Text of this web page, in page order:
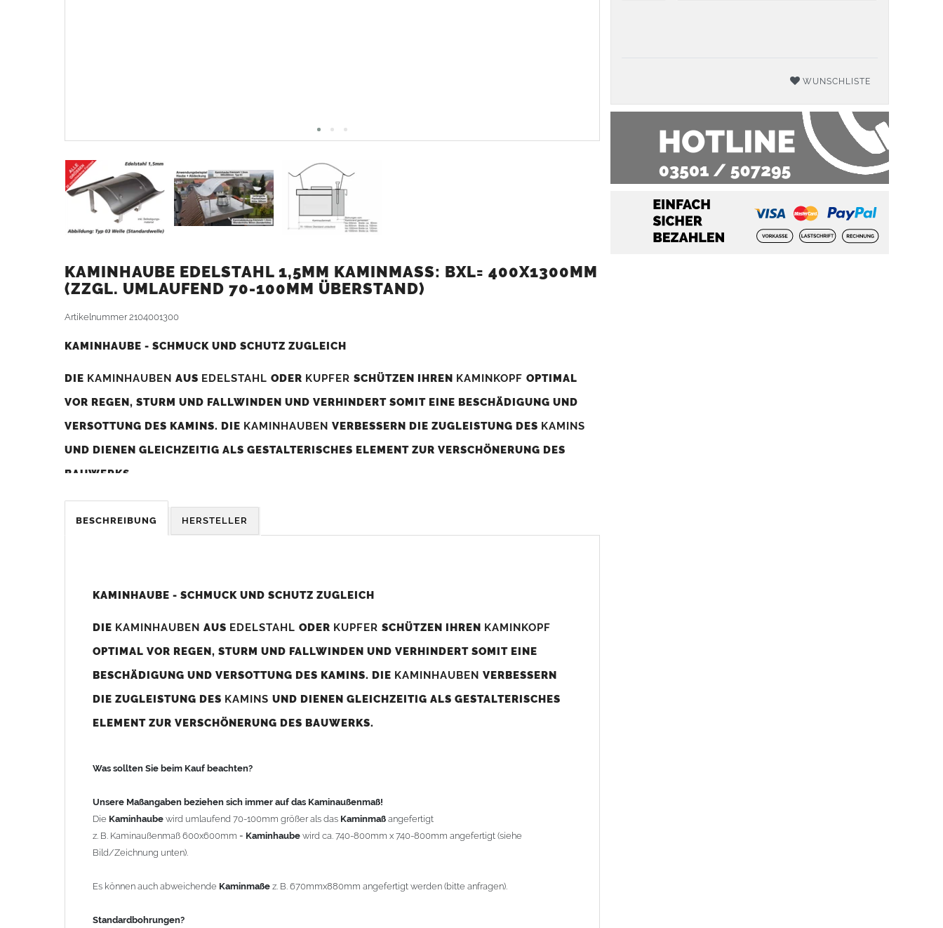
WUNSCHLISTE
KAMINHAUBE EDELSTAHL 1,5MM KAMINMASS: BXL= 400X1300MM (
ZZGL. UMLAUFEND 70-100MM ÜBERSTAND)
Artikelnummer2104001300
KAMINHAUBE - SCHMUCK UND SCHUTZ ZUGLEICH
DIE KAMINHAUBEN AUS EDELSTAHL ODER KUPFER SCHÜTZEN IHREN KAMINKOPF OPTIMAL
VOR REGEN, STURM UND FALLWINDEN UND VERHINDERT SOMIT EINE BESCHÄDIGUNG UND
VERSOTTUNG DES KAMINS. DIE KAMINHAUBEN VERBESSERN DIE ZUGLEISTUNG DES KAMINS
UND DIENEN GLEICHZEITIG ALS GESTALTERISCHES ELEMENT ZUR VERSCHÖNERUNG DES
BAUWERKS.
Was sollten Sie beim Kauf beachten?
Standardbohrungen?
Bohrungen nicht passen dann bitte"ohne"Bohrungen (Auswahlfeld) bestellen.
bis 500mm Kaminbreite: Abstand vom Kaminrand ca. 80mm
ab 1000mm Kaminbreite: Abstand vom Kaminrand ca. 140mm
Befestigung/Stützen
Kaminhaubewird inkl.Edelstahl
kann mit längeren Stützen bis Höhe 450mm geliefert werden (Aufpreis 42,89 EUR).
Kaminkopfabdeckung
BESCHREIBUNG HERSTELLER
KAMINHAUBE - SCHMUCK UND SCHUTZ ZUGLEICH
DIE KAMINHAUBEN AUS EDELSTAHL ODER KUPFER SCHÜTZEN IHREN KAMINKOPF
OPTIMAL VOR REGEN, STURM UND FALLWINDEN UND VERHINDERT SOMIT EINE
BESCHÄDIGUNG UND VERSOTTUNG DES KAMINS. DIE KAMINHAUBEN VERBESSERN
DIE ZUGLEISTUNG DES KAMINS UND DIENEN GLEICHZEITIG ALS GESTALTERISCHES
ELEMENT ZUR VERSCHÖNERUNG DES BAUWERKS.
Was sollten Sie beim Kauf beachten?
Unsere Maßangaben beziehen sich immer auf das Kaminaußenmaß!
Die Kaminhaube wird umlaufend 70-100mm größer als das Kaminmaß angefertigt
z. B. Kaminaußenmaß 600x600mm = Kaminhaube wird ca. 740-800mm x 740-800mm angefertigt (siehe
Bild/Zeichnung unten).
Es können auch abweichende Kaminmaße z. B. 670mmx880mm angefertigt werden (bitte anfragen).
Standardbohrungen?